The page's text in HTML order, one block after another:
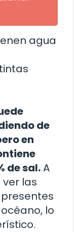
agua
de
en
de sal.A
las
lo